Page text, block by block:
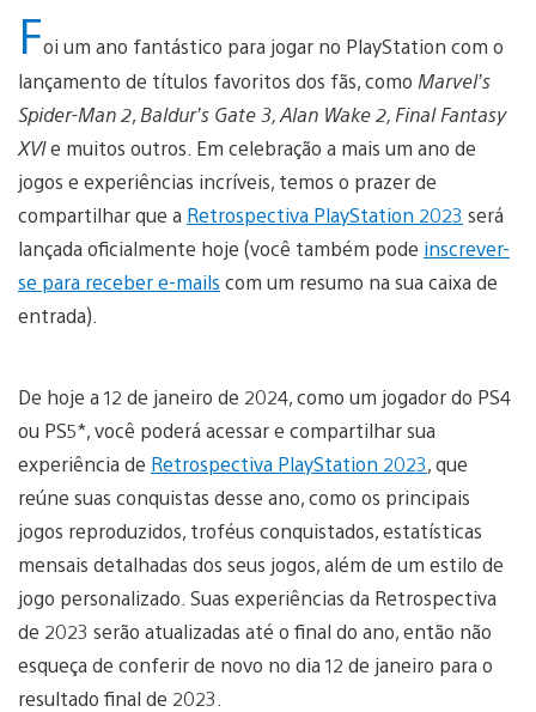
Foi um ano fantástico para jogar no PlayStation com o
lançamento de títulos favoritos dos fãs, como Marvel’s
Spider-Man 2, Baldur’s Gate 3, Alan Wake 2, Final Fantasy
XVIe muitos outros. Em celebração a mais um ano de
jogos e experiências incríveis, temos o prazer de
compartilhar que a Retrospectiva PlayStation 2023 será
lançada oficialmente hoje (você também pode inscrever-
se para receber e-mails com um resumo na sua caixa de
entrada).
De hoje a 12 de janeiro de 2024, como um jogador do PS4
ou PS5*, você poderá acessar e compartilhar sua
experiência de Retrospectiva PlayStation 2023, que
reúne suas conquistas desse ano, como os principais
jogos reproduzidos, troféus conquistados, estatísticas
mensais detalhadas dos seus jogos, além de um estilo de
jogo personalizado. Suas experiências da Retrospectiva
de 2023 serão atualizadas até o final do ano, então não
esqueça de conferir de novo no dia 12 de janeiro para o
resultado final de 2023.